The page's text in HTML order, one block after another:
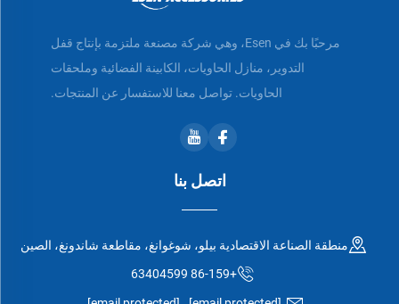
مرحبًا بك في Esen، وهي شركة مصنعة ملتزمة بإنتاج قفل
التدوير، منازل الحاويات، الكابينة الفضائية وملحقات
الحاويات. تواصل معنا للاستفسار عن المنتجات.
اتصل بنا
منطقة الصناعة الاقتصادية بيلو، شوغوانغ، مقاطعة شاندونغ، الصين
+86-159 63404599